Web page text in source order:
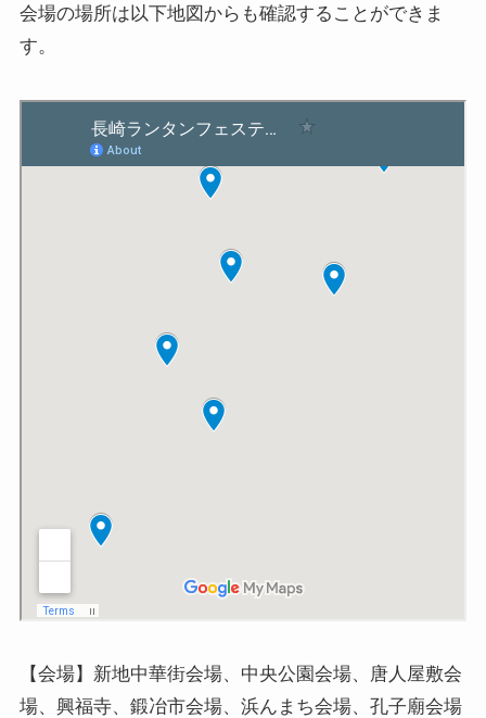
会場の場所は以下地図からも確認することができま
す。
【会場】新地中華街会場、中央公園会場、唐人屋敷会
場、興福寺、鍛冶市会場、浜んまち会場、孔子廟会場